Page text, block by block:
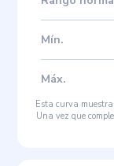
Mín.
Máx.
Esta curva
Una vez que